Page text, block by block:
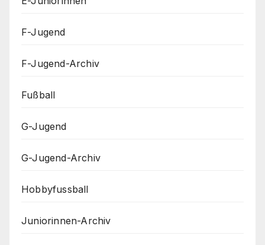
F-Jugend
F-Jugend-Archiv
Fußball
G-Jugend
G-Jugend-Archiv
Hobbyfussball
Juniorinnen-Archiv